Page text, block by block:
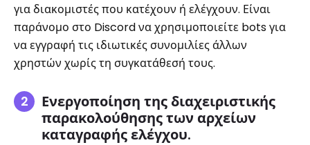
για διακομιστές που κατέχουν ή ελέγχουν. Είναι
παράνομο στο Discord να χρησιμοποιείτε bots για
να εγγραφή τις ιδιωτικές συνομιλίες άλλων
χρηστών χωρίς τη συγκατάθεσή τους.
Ενεργοποίηση της διαχειριστικής
παρακολούθησης των αρχείων
καταγραφής ελέγχου.